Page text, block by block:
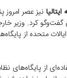
نیز عصر امروز
گفت‌وگو کرد. وزیر
متحده از
از پایگاه‌های